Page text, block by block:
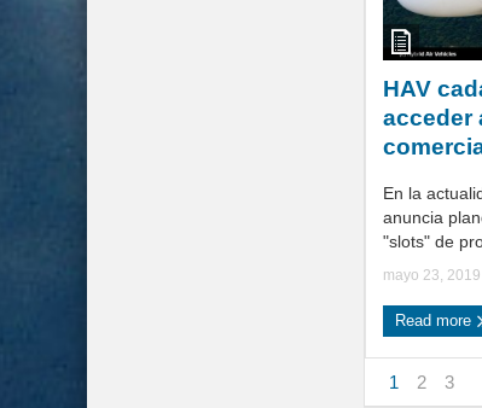
HAV
acceder
En la
anuncia
"slots" de
mayo 23, 2019
Read more
1 2 3